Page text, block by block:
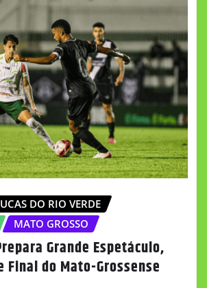
DO RIO VERDE
MATO GROSSO
Grande Espetáculo,
Final do Mato-Grossense